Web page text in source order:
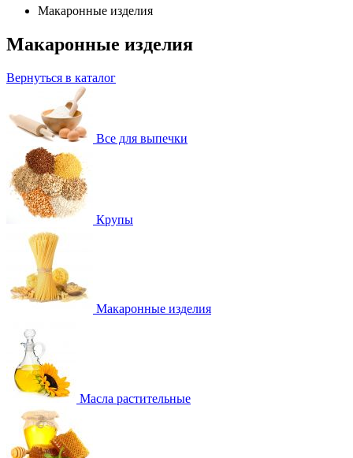
Макаронные изделия
Макаронные изделия
Вернуться в каталог
Все для выпечки
Крупы
Макаронные изделия
Масла растительные